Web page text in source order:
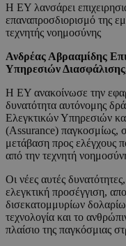
Η EY λανσάρει
επαναπροσδιορισμό της
τεχνητής νοημοσύνης
Ανδρέας Αβρααμίδης
Υπηρεσιών
Η EY ανακοίνωσε την
δυνατότητα αυτόνομης
Ελεγκτικών Υπηρεσιών
(Assurance) παγκοσμίως,
μετάβαση προς ελέγχους
από την τεχνητή
Οι νέες αυτές
ελεγκτική προσέγγιση,
δισεκατομμυρίων
τεχνολογία και το
πλαίσιο της παγκόσμιας